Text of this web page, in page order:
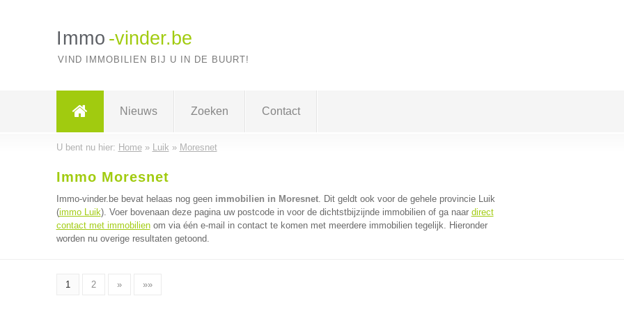
Immo -vinder.be
VIND IMMOBILIEN BIJ U IN DE BUURT!
Nieuws Zoeken Contact
U bent nu hier: Home» Luik » Moresnet
Immo Moresnet
Immo-vinder.be bevat helaas nog geen immobilien in Moresnet. Dit geldt ook voor de gehele provincie Luik
(immo Luik). Voer bovenaan deze pagina uw postcode in voor de dichtstbijzijnde immobilien of ga naar direct
contact met immobilienom via één e-mail in contact te komen met meerdere immobilien tegelijk. Hieronder
worden nu overige resultaten getoond.
1 2 » »»